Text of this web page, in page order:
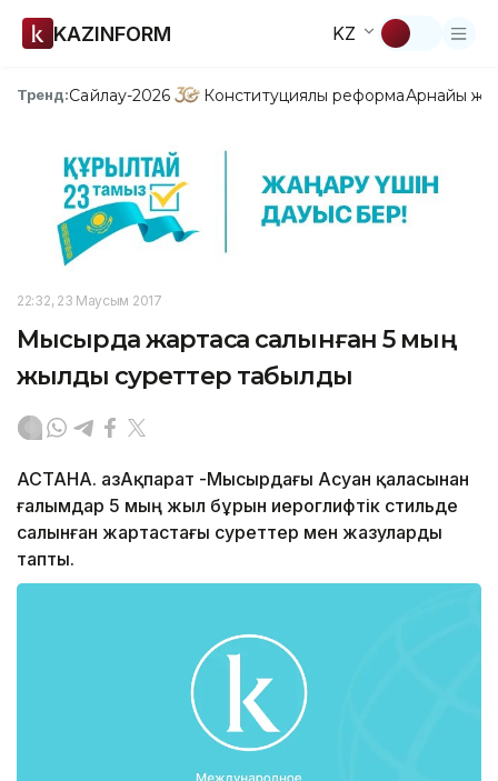
KAZINFORM KZ
Тренд:Сайлау-2026 Конституциялық реформаАрнайы
22:32, 23 Маусым 2017
Мысырда жартасқа салынған 5 мың
жылдық суреттер табылды
АСТАНА. ҚазАқпарат -Мысырдағы Асуан қаласынан
ғалымдар 5 мың жыл бұрын иероглифтік стильде
салынған жартастағы суреттер мен жазуларды
тапты.